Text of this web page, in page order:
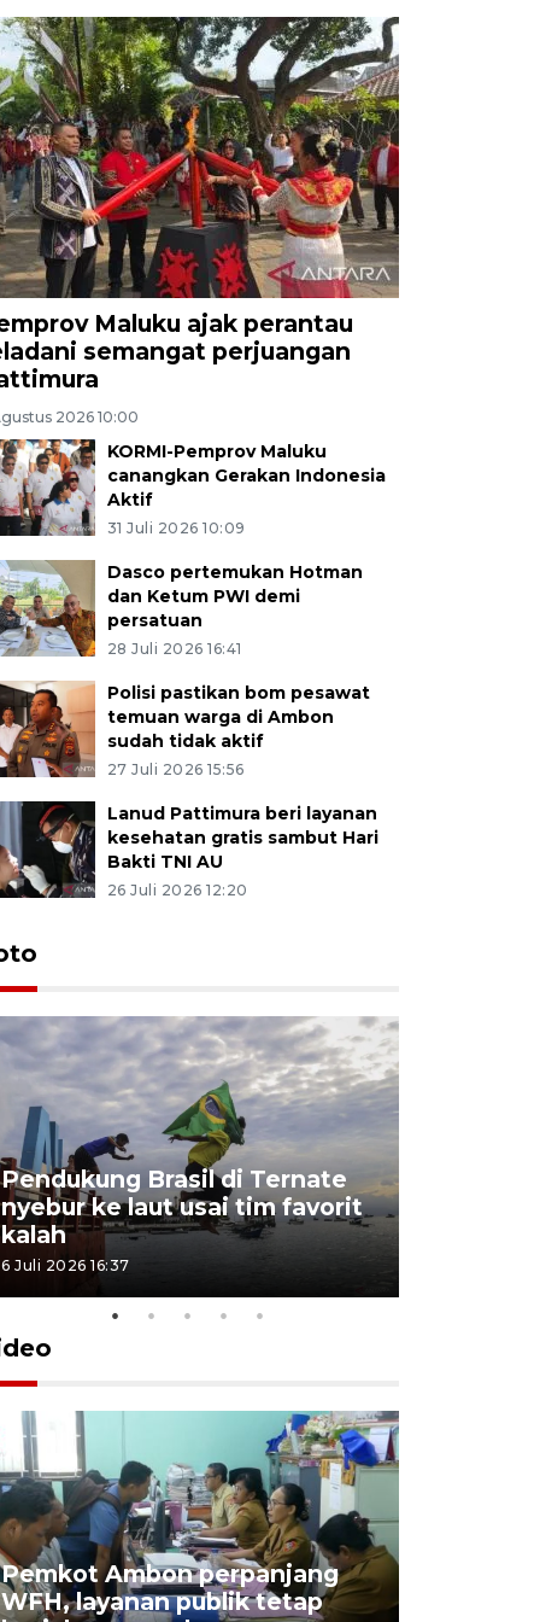
Maluku ajak perantau
semangat perjuangan
2026 10:00
KORMI-Pemprov Maluku
canangkan Gerakan Indonesia
Aktif
31 Juli 2026 10:09
Dasco pertemukan Hotman
dan Ketum PWI demi
persatuan
28 Juli 2026 16:41
Polisi pastikan bom pesawat
temuan warga di Ambon
sudah tidak aktif
27 Juli 2026 15:56
Lanud Pattimura beri layanan
kesehatan gratis sambut Hari
Bakti TNI AU
26 Juli 2026 12:20
Pendukung Brasil di Ternate
nyebur ke laut usai tim favorit
kalah
6 Juli 2026 16:37
Pemkot Ambon perpanjang
WFH, layanan publik tetap